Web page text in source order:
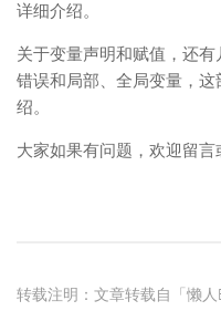
详细介绍。
关于变量声明和赋值，还
错误和局部、全局变量，
绍。
大家如果有问题，欢迎留言
转载注明： 文章转载自「懒人